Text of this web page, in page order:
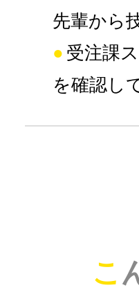
先輩から
受注課
を確認し